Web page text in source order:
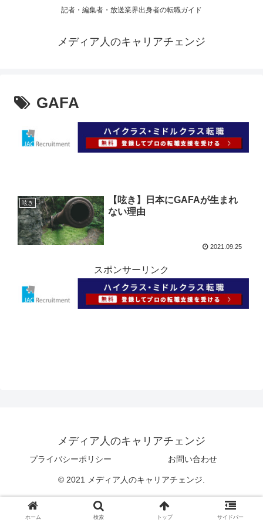
記者・編集者・放送業界出身者の転職ガイド
メディア人のキャリアチェンジ
GAFA
呟き
【呟き】日本にGAFAが生まれ
ない理由
2021.09.25
スポンサーリンク
メディア人のキャリアチェンジ
プライバシーポリシー お問い合わせ
© 2021 メディア人のキャリアチェンジ.
ホーム 検索 トップ サイドバー